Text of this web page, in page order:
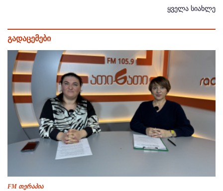
ყველა სიახლე
გადაცემები
FM თერაპია